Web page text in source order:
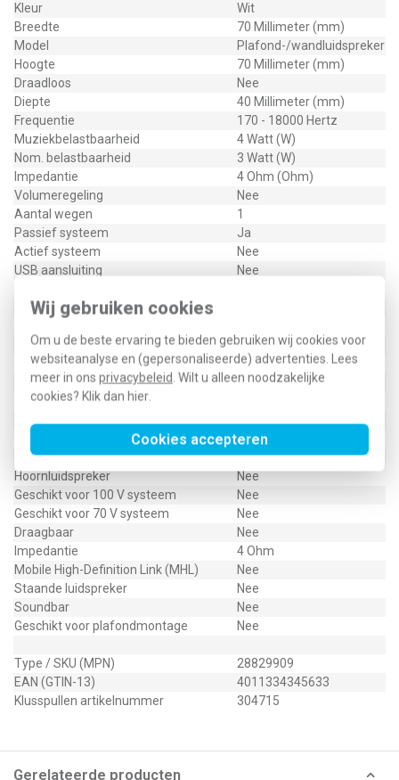
Wij gebruiken cookies
Om u de beste ervaring te bieden gebruiken wij cookies voor
websiteanalyse en (gepersonaliseerde) advertenties. Lees
meer in ons privacybeleid . Wilt u alleen noodzakelijke
cookies? Klik dan hier
Cookies accepteren
Kleur
Wit
Breedte
70 Millimeter (mm)
Model
Plafond-/wandluidspreker
Hoogte
70 Millimeter (mm)
Draadloos
Nee
Diepte
40 Millimeter (mm)
Frequentie
170 - 18000 Hertz
Muziekbelastbaarheid
4 Watt (W)
Nom. belastbaarheid
3 Watt (W)
Impedantie
4 Ohm (Ohm)
Volumeregeling
Nee
Aantal wegen
1
Passief systeem
Ja
Actief systeem
Nee
USB aansluiting
Nee
Wandmontage mogelijk
Beschermingsgraad (IP)
IP20
Geschikt voor wandmontage
Ja
Geschikt voor inbouwmontage
Nee
Inbouwmontage (stucwerk)
Nee
Geluidsprojector
Nee
Hoornluidspreker
Nee
Geschikt voor 100 V systeem
Nee
Geschikt voor 70 V systeem
Nee
Draagbaar
Nee
Impedantie
4 Ohm
Mobile High-Definition Link (MHL)
Nee
Staande luidspreker
Nee
Soundbar
Nee
Geschikt voor plafondmontage
Nee
Type / SKU (MPN)
28829909
EAN (GTIN-13)
4011334345633
Klusspullen artikelnummer
304715
Gerelateerde producten